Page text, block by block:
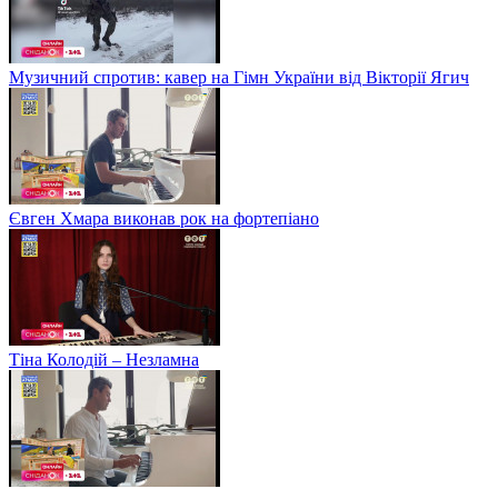
Музичний спротив: кавер на Гімн України від Вікторії Ягич
Євген Хмара виконав рок на фортепіано
Тіна Колодій – Незламна